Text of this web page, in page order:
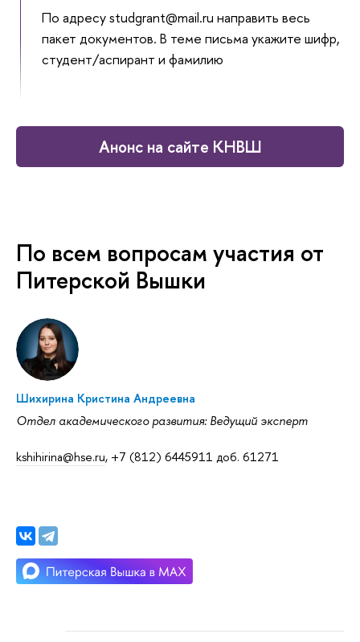
По адресу studgrant@mail.ru направить весь
пакет документов. В теме письма укажите шифр,
студент/аспирант и фамилию
Анонс на сайте КНВШ
По всем вопросам участия от
Питерской Вышки
Шихирина Кристина Андреевна
Отдел академического развития: Ведущий эксперт
kshihirina@hse.ru, +7 (812) 6445911 доб. 61271